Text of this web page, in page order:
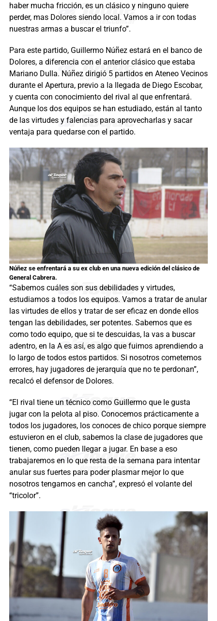
haber mucha fricción, es un clásico y ninguno quiere
perder, mas Dolores siendo local. Vamos a ir con todas
nuestras armas a buscar el triunfo”.
Para este partido, Guillermo Núñez estará en el banco de
Dolores, a diferencia con el anterior clásico que estaba
Mariano Dulla. Núñez dirigió 5 partidos en Ateneo Vecinos
durante el Apertura, previo a la llegada de Diego Escobar,
y cuenta con conocimiento del rival al que enfrentará.
Aunque los dos equipos se han estudiado, están al tanto
de las virtudes y falencias para aprovecharlas y sacar
ventaja para quedarse con el partido.
Núñez se enfrentará a su ex club en una nueva edición del clásico de
General Cabrera.
“Sabemos cuáles son sus debilidades y virtudes,
estudiamos a todos los equipos. Vamos a tratar de anular
las virtudes de ellos y tratar de ser eficaz en donde ellos
tengan las debilidades, ser potentes. Sabemos que es
como todo equipo, que si te descuidas, la vas a buscar
adentro, en la A es así, es algo que fuimos aprendiendo a
lo largo de todos estos partidos. Si nosotros cometemos
errores, hay jugadores de jerarquía que no te perdonan”,
recalcó el defensor de Dolores.
“El rival tiene un técnico como Guillermo que le gusta
jugar con la pelota al piso. Conocemos prácticamente a
todos los jugadores, los conoces de chico porque siempre
estuvieron en el club, sabemos la clase de jugadores que
tienen, como pueden llegar a jugar. En base a eso
trabajaremos en lo que resta de la semana para intentar
anular sus fuertes para poder plasmar mejor lo que
nosotros tengamos en cancha”, expresó el volante del
“tricolor”.